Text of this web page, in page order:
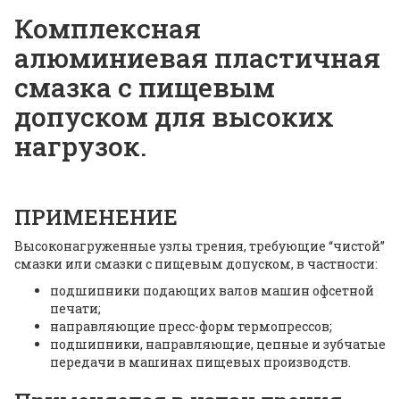
Комплексная
алюминиевая пластичная
смазка с пищевым
допуском для высоких
нагрузок.
ПРИМЕНЕНИЕ
Высоконагруженные узлы трения, требующие “чистой”
смазки или смазки с пищевым допуском, в частности:
подшипники подающих валов машин офсетной
печати;
направляющие пресс-форм термопрессов;
подшипники, направляющие, цепные и зубчатые
передачи в машинах пищевых производств.